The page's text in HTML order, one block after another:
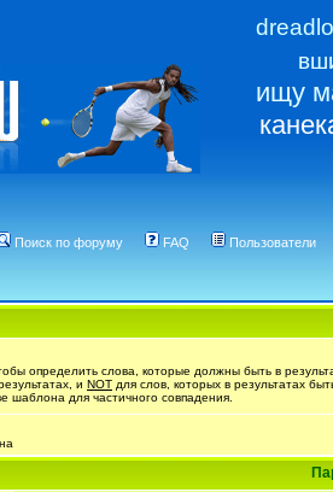
ищу
Поиск по форуму FAQ Пользователи
определить слова, которые должны быть в
и NOT для слов, которых в результатах
шаблона для частичного совпадения.